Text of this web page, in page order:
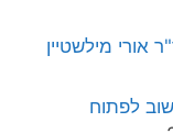
אורי מילשטיין
לפתוח